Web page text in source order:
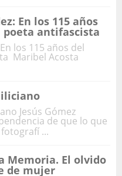
En los 115 años
antifascista
los 115 años del
Maribel Acosta
Jesús Gómez
de que lo que
...
Memoria. El olvido
de mujer